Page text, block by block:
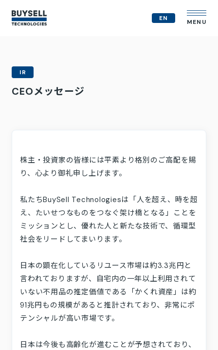
EN MENU
会社概要
人的資本
コンプライアンス体制
M&A戦略
ニュース
お問い合わせ
プライバシーポリシー
サステナビリティ
プレスキット
IR
CEOメッセージ
株主・投資家の皆様には平素より格別のご高配を賜
り、心より御礼申し上げます。
私たちBuySell Technologiesは「人を超え、時を超
え、たいせつなものをつなぐ架け橋となる」ことを
ミッションとし、優れた人と新たな技術で、循環型
社会をリードしてまいります。
日本の顕在化しているリユース市場は約3.3兆円と
言われておりますが、自宅内の一年以上利用されて
いない不用品の推定価値である「かくれ資産」は約
91兆円もの規模があると推計されており、非常にポ
テンシャルが高い市場です。
日本は今後も高齢化が進むことが予想されており、